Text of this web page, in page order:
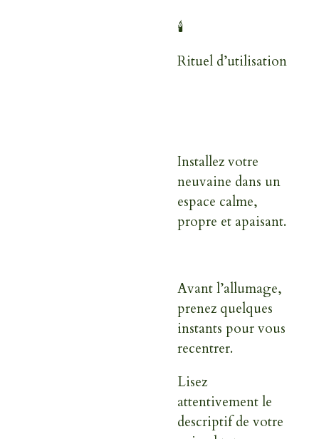
🕯️
Rituel d’utilisation
Installez votre
neuvaine dans un
espace calme,
propre et apaisant.
Avant l’allumage,
prenez quelques
instants pour vous
recentrer.
Lisez
attentivement le
descriptif de votre